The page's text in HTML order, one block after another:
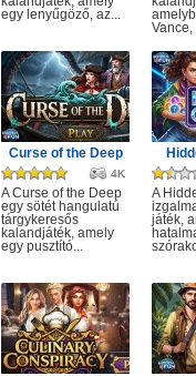
egy lenyűgöző, az...
Vance,
Curse of the Deep
4K
A Curse of the Deep
egy sötét hangulatú
tárgykeresős
kalandjáték, amely
egy pusztító...
A
játék,